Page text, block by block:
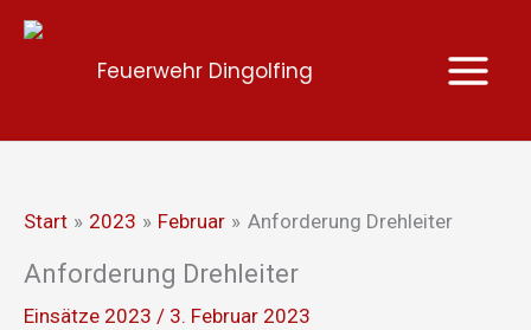
Zum
Feuerwehr Dingolfing
Start 2023 Februar Anforderung Drehleiter
Anforderung Drehleiter
Einsätze 2023 / 3. Februar 2023